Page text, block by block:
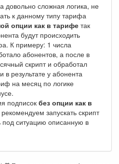
довольно сложная логика, не
к данному типу тарифа
опции как в тарифе так
будут происходить
К примеру: 1 числа
абонентов, а после в
скрипт и обработал
результате у абонента
на месяц по логике
подписок без опции как в
запускать скрипт
ситуацию описанную в